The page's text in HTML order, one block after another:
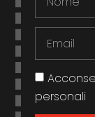
personali